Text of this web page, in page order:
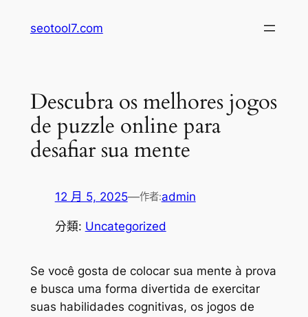
seotool7.com
Descubra os melhores jogos
de puzzle online para
desafiar sua mente
12 月 5, 2025—作者:admin
分類: Uncategorized
Se você gosta de colocar sua mente à prova
e busca uma forma divertida de exercitar
suas habilidades cognitivas, os jogos de